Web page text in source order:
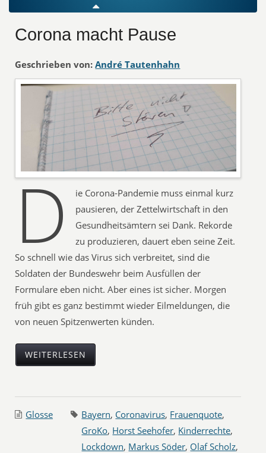
Corona macht Pause
Geschrieben von: André Tautenhahn
D
ie Corona-Pandemie muss einmal kurz
pausieren, der Zettelwirtschaft in den
Gesundheitsämtern sei Dank. Rekorde
zu produzieren, dauert eben seine Zeit.
So schnell wie das Virus sich verbreitet, sind die
Soldaten der Bundeswehr beim Ausfüllen der
Formulare eben nicht. Aber eines ist sicher. Morgen
früh gibt es ganz bestimmt wieder Eilmeldungen, die
von neuen Spitzenwerten künden.
WEITERLESEN
Glosse Bayern, Coronavirus, Frauenquote,
GroKo, Horst Seehofer, Kinderrechte,
Lockdown, Markus Söder, Olaf Scholz,